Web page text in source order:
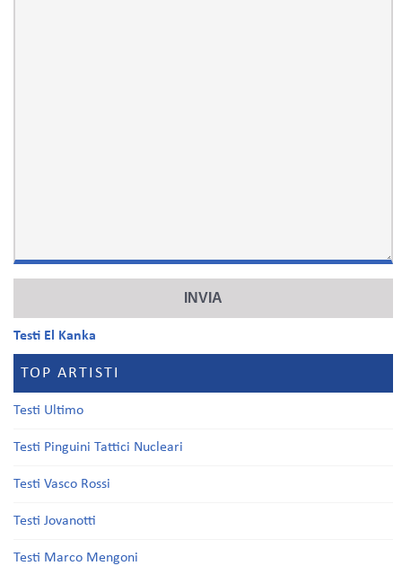
Testi El Kanka
TOP ARTISTI
Testi Ultimo
Testi Pinguini Tattici Nucleari
Testi Vasco Rossi
Testi Jovanotti
Testi Marco Mengoni